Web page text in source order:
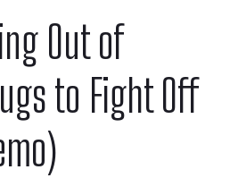
Out of
to Fight Off